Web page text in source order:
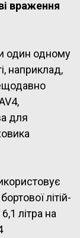
враження
один одному
наприклад,
для
літій-
літра на